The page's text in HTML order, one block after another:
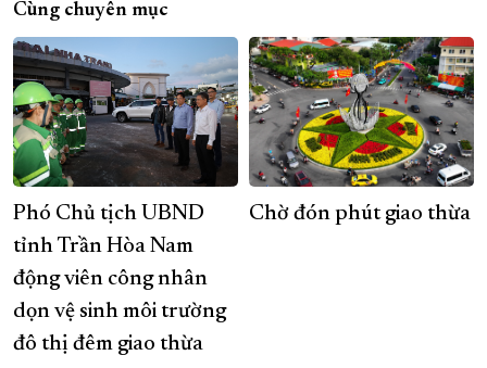
Cùng chuyên mục
Phó Chủ tịch UBND
tỉnh Trần Hòa Nam
động viên công nhân
dọn vệ sinh môi trường
đô thị đêm giao thừa
Chờ đón phút giao thừa